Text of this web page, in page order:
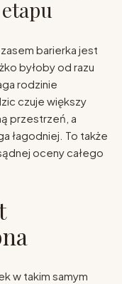
barierka jest
byłoby od razu
rodzinie
czuje większy
przestrzeń, a
łagodniej. To także
oceny całego
w takim samym